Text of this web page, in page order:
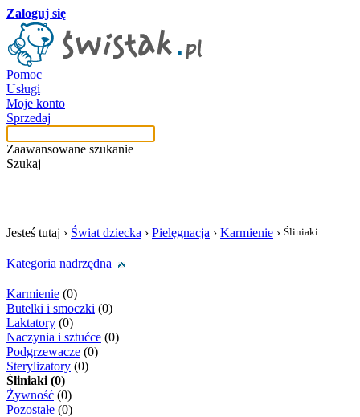
Zaloguj się
Pomoc
Usługi
Moje konto
Sprzedaj
Zaawansowane szukanie
Szukaj
Jesteś tutaj › Świat dziecka › Pielęgnacja › Karmienie › Śliniaki
Kategoria nadrzędna
Karmienie (0)
Butelki i smoczki (0)
Laktatory (0)
Naczynia i sztućce (0)
Podgrzewacze (0)
Sterylizatory (0)
Śliniaki (0)
Żywność (0)
Pozostałe (0)